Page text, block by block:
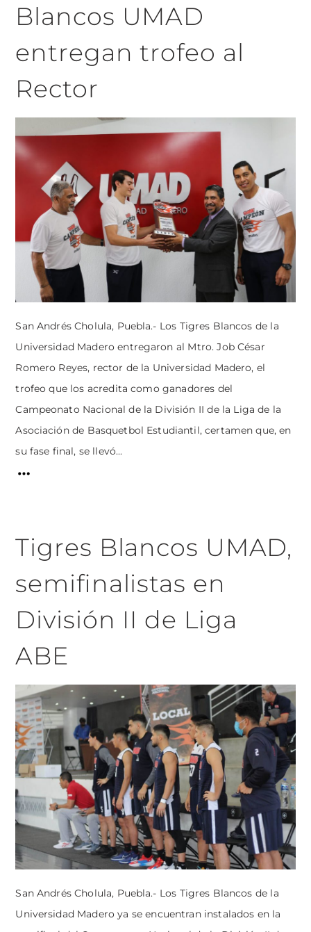
Blancos UMAD
entregan trofeo al
Rector
San Andrés Cholula, Puebla.- Los Tigres Blancos de la
Universidad Madero entregaron al Mtro. Job César
Romero Reyes, rector de la Universidad Madero, el
trofeo que los acredita como ganadores del
Campeonato Nacional de la División II de la Liga de la
Asociación de Basquetbol Estudiantil, certamen que, en
su fase final, se llevó...
Tigres Blancos UMAD,
semifinalistas en
División II de Liga
ABE
San Andrés Cholula, Puebla.- Los Tigres Blancos de la
Universidad Madero ya se encuentran instalados en la